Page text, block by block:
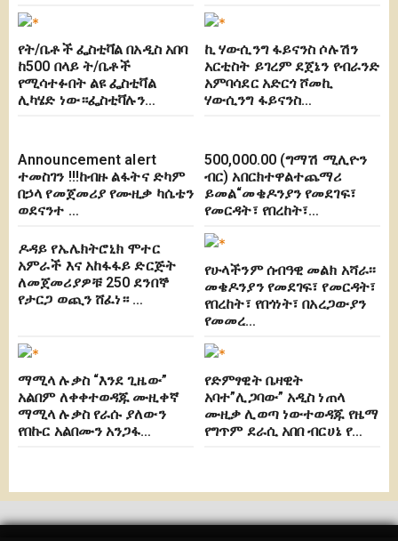
የት/ቤቶች ፌስቲቫል በአዲስ አበባ
ከ500 በላይ ት/ቤቶች
የሚሳተፉበት ልዩ ፌስቲቫል
ሊካሄድ ነው።ፌስቲቫሉን…
ኪ ሃውሲንግ ፋይናንስ ሶሉሽን
አርቲስት ይገረም ደጀኔን የብራንድ
አምባሳደር አድርጎ ሾመኪ
ሃውሲንግ ፋይናንስ…
Announcement alert
ተመስገን !!!ከብዙ ልፋትና ድካም
በኃላ የመጀመሪያ የሙዚቃ ካሴቴን
ወደናንተ …
500,000.00 (ግማሽ ሚሊዮን
ብር) አበርክተዋልተጨማሪ
ይመል“መቄዶንያን የመደገፍ፣
የመርዳት፣ የበረከት፣…
ዶዳይ የኤሌክትሮኒክ ሞተር
አምራች እና አከፋፋይ ድርጅት
ለመጀመሪያዎቹ 250 ደንበኞ
የታርጋ ወጪን ሸፈነ። …
የሁላችንም ሰብዓዊ መልክ አሻራ፡፡
መቄዶንያን የመደገፍ፣ የመርዳት፣
የበረከት፣ የበጎነት፣ በአረጋውያን
የመመረ…
ማሚላ ሉቃስ “እንደ ጊዜው”
አልበም ለቀቀተወዳጁ ሙዚቀኛ
ማሚላ ሉቃስ የራሱ ያለውን
የበኩር አልበሙን አንጋፋ…
የድምፃዊት ቤዛዊት
አባተ”ሊጋባው” አዲስ ነጠላ
ሙዚቃ ሊወጣ ነውተወዳጁ የዜማ
የግጥም ደራሲ አበበ ብርሀኔ የ…